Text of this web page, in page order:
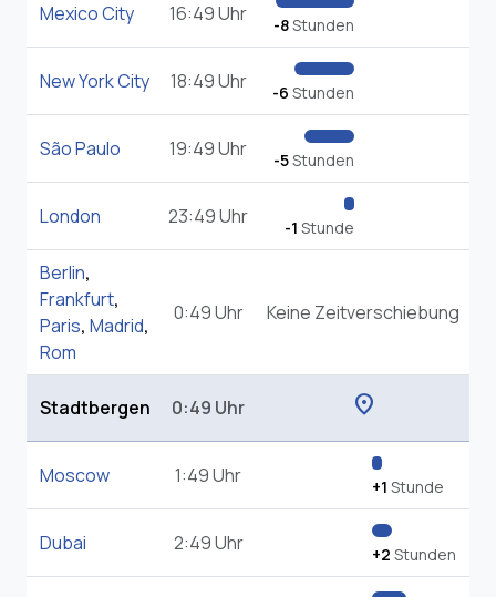
Mexico City 16:49 Uhr -8Stunden
New York City 18:49 Uhr -6 Stunden
São Paulo 19:49 Uhr -5Stunden
London 23:49 Uhr -1 Stunde
Berlin,
Frankfurt,
Paris, Madrid,
Rom
0:49 Uhr Keine Zeitverschiebung
Stadtbergen 0:49 Uhr location_on
Moscow 1:49 Uhr +1 Stunde
Dubai 2:49 Uhr +2 Stunden